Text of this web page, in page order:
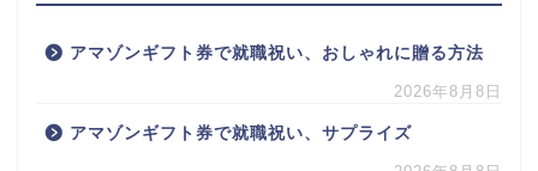
アマゾンギフト券で就職祝い、おしゃれに贈る方法
2026年8月8日
アマゾンギフト券で就職祝い、サプライズ